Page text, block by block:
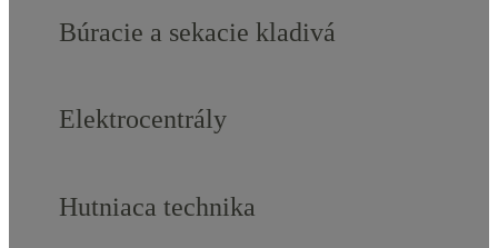
Búracie a sekacie kladivá
Elektrocentrály
Hutniaca technika